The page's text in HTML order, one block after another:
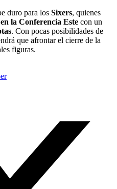
duro para los Sixers, quienes
la Conferencia Este con un
. Con pocas posibilidades de
que afrontar el cierre de la
figuras.